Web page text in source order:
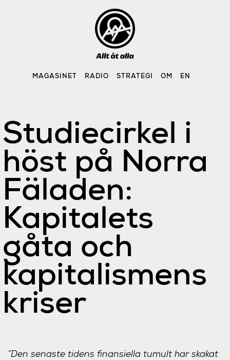
MAGASINET RADIO STRATEGI OM EN
Studiecirkel i
höst på Norra
Fäladen:
Kapitalets
gåta och
kapitalismens
kriser
”Den senaste tidens finansiella tumult har skakat